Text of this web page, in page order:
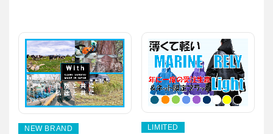
NEW BRAND LIMITED